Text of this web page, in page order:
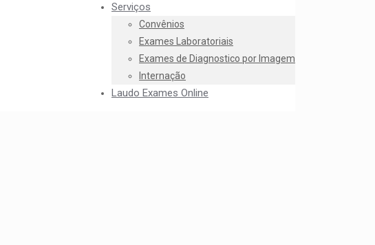
Serviços
Convênios
Exames Laboratoriais
Exames de Diagnostico por Imagem
Internação
Laudo Exames Online